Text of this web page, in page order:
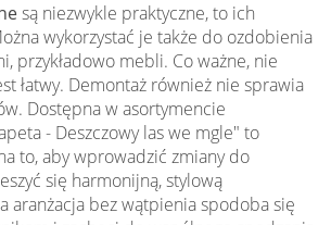
są niezwykle praktyczne, to ich
wykorzystać je także do ozdobienia
przykładowo mebli. Co ważne, nie
łatwy. Demontaż również nie sprawia
Dostępna w asortymencie
- Deszczowy las we mgle" to
to, aby wprowadzić zmiany do
się harmonijną, stylową
aranżacja bez wątpienia spodoba się